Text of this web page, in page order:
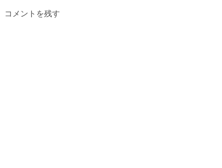
コメントを残す